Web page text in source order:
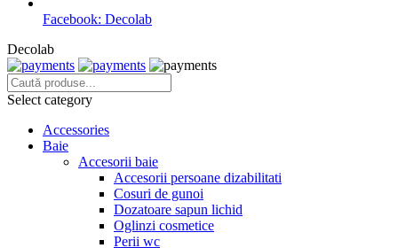
Facebook: Decolab
Decolab
Select category
Accessories
Baie
Accesorii baie
Accesorii persoane dizabilitati
Cosuri de gunoi
Dozatoare sapun lichid
Oglinzi cosmetice
Perii wc